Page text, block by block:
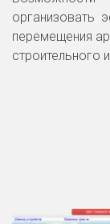
организовать
перемещения
строительного